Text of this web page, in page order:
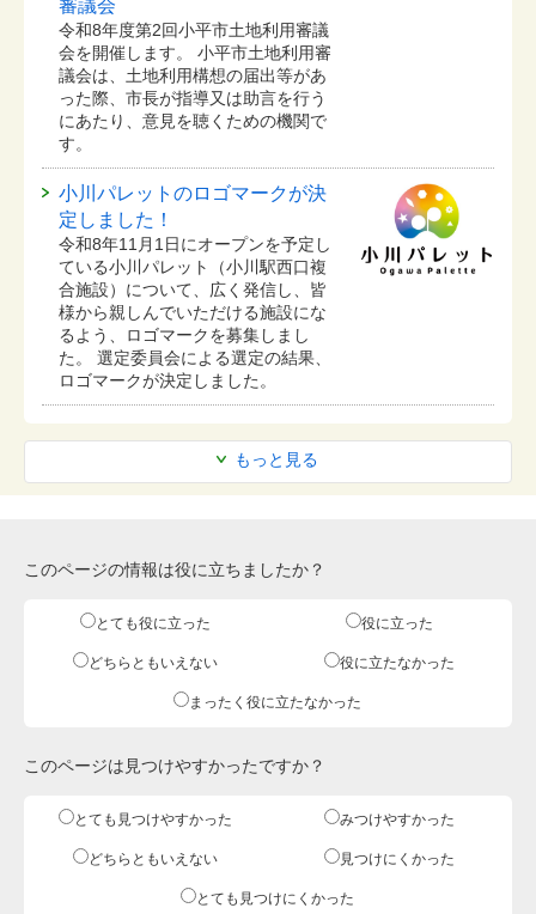
もっと見る
審議会
令和8年度第2回小平市土地利用審議
会を開催します。 小平市土地利用審
議会は、土地利用構想の届出等があ
った際、市長が指導又は助言を行う
にあたり、意見を聴くための機関で
す。
小川パレットのロゴマークが決
定しました！
令和8年11月1日にオープンを予定し
ている⼩川パレット（小川駅西口複
合施設）について、広く発信し、皆
様から親しんでいただける施設にな
るよう、ロゴマークを募集しまし
た。 選定委員会による選定の結果、
ロゴマークが決定しました。
このページの情報は役に立ちましたか？
とても役に立った 役に立った
どちらともいえない 役に立たなかった
まったく役に立たなかった
このページは見つけやすかったですか？
とても見つけやすかった みつけやすかった
どちらともいえない 見つけにくかった
とても見つけにくかった